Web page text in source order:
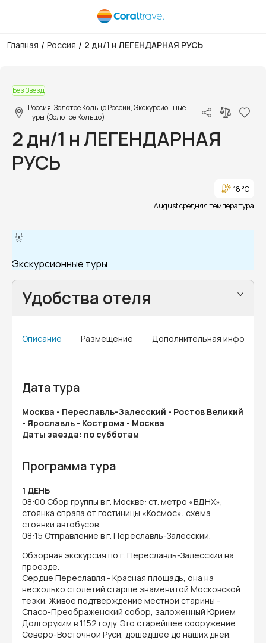
Главная / Россия / 2 дн/1 н ЛЕГЕНДАРНАЯ РУСЬ
Без Звезд
Россия, Золотое Кольцо России, Экскурсионные
туры (Золотое Кольцо)
2 дн/1 н ЛЕГЕНДАРНАЯ
РУСЬ
18 °C
August средняя температура
Экскурсионные туры
Удобства отеля
Описание Размещение Дополнительная
Дата тура
Москва - Переславль-Залесский - Ростов Великий
- Ярославль - Кострома - Москва
Даты заезда: по субботам
Программа тура
1 ДЕНЬ
08:00 Сбор группы в г. Москве: ст. метро «ВДНХ»,
стоянка справа от гостиницы «Космос»: схема
стоянки автобусов.
08:15 Отправление в г. Переславль-Залесский.
Обзорная экскурсия по г. Переславль-Залесский на
проезде.
Сердце Переславля - Красная площадь, она на
несколько столетий старше знаменитой Московской
тезки. Живое подтверждение местной старины -
Спасо-Преображенский собор, заложенный Юрием
Долгоруким в 1152 году. Это старейшее сооружение
Северо-Восточной Руси, дошедшее до наших дней.